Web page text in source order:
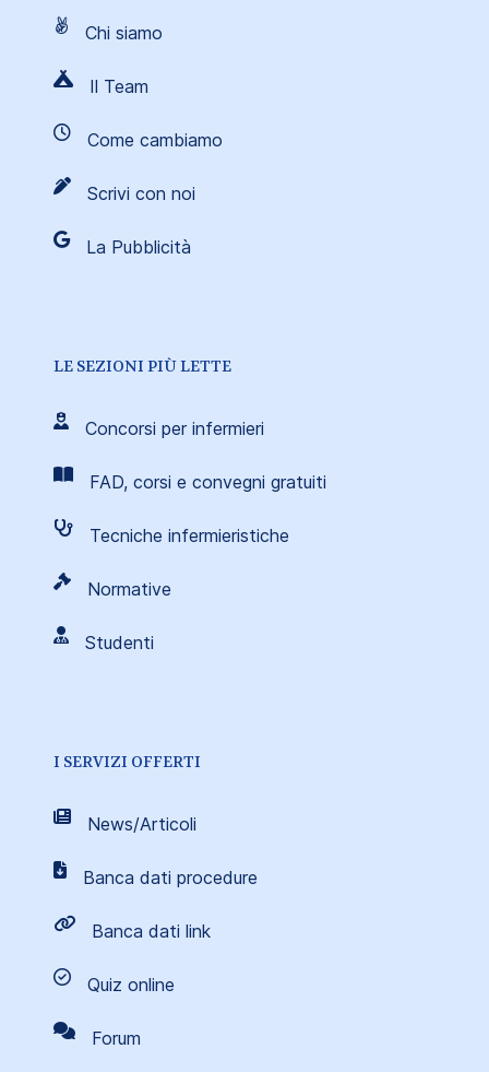
Chi siamo
Il Team
Come cambiamo
Scrivi con noi
La Pubblicità
LE SEZIONI PIÙ LETTE
Concorsi per infermieri
FAD, corsi e convegni gratuiti
Tecniche infermieristiche
Normative
Studenti
I SERVIZI OFFERTI
News/Articoli
Banca dati procedure
Banca dati link
Quiz online
Forum